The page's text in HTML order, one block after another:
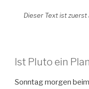
Dieser Text ist
Ist Pluto ein
Sonntag morgen